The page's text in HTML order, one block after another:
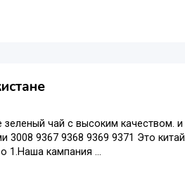
чай с высоким качеством.
3008 9367 9368 9369 9371 Это
1.Наша кампания ...